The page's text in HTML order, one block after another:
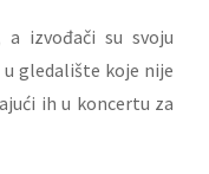
a izvođači su svoju
gledalište koje nije
ih u koncertu za